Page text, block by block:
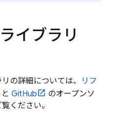
イブラリ
の詳細については、
リフ
と GitHub
のオープンソ
ください。